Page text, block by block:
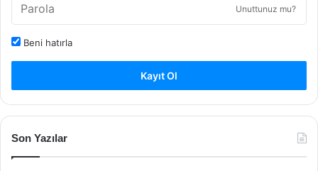
Unuttunuz mu?
Beni hatırla
Kayıt Ol
Son Yazılar